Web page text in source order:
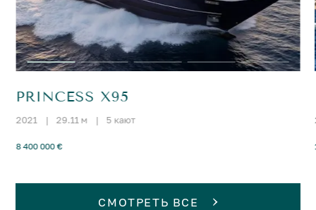
PRINCESS X95
2021 | 29.11 м | 5 кают
8 400 000 €
СМОТРЕТЬ ВСЕ